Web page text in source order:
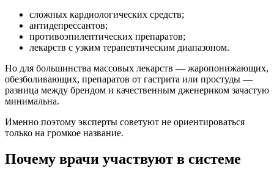
сложных кардиологических средств;
антидепрессантов;
противоэпилептических препаратов;
лекарств с узким терапевтическим диапазоном.
Но для большинства массовых лекарств — жаропонижающих,
обезболивающих, препаратов от гастрита или простуды —
разница между брендом и качественным дженериком зачастую
минимальна.
Именно поэтому эксперты советуют не ориентироваться
только на громкое название.
Почему врачи участвуют в системе